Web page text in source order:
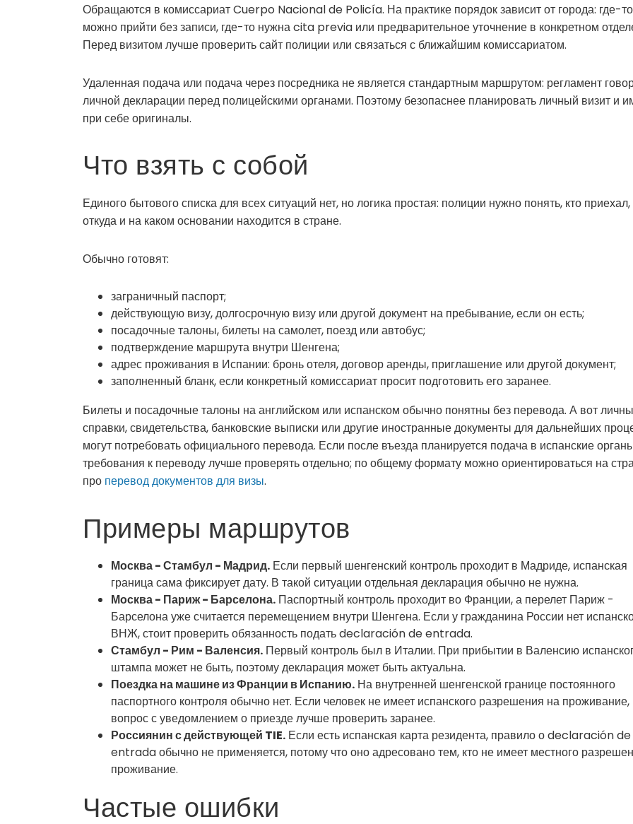
Обращаются в комиссариат Cuerpo Nacional de Policía. На практике порядок зависит от города: где-то
можно прийти без записи, где-то нужна cita previa или предварительное уточнение в конкретном
Перед визитом лучше проверить сайт полиции или связаться с ближайшим комиссариатом.
Удаленная подача или подача через посредника не является стандартным маршрутом: регламент
личной декларации перед полицейскими органами. Поэтому безопаснее планировать личный визит и
при себе оригиналы.
Что взять с собой
Единого бытового списка для всех ситуаций нет, но логика простая: полиции нужно понять, кто приехал,
откуда и на каком основании находится в стране.
Обычно готовят:
заграничный паспорт;
действующую визу, долгосрочную визу или другой документ на пребывание, если он есть;
посадочные талоны, билеты на самолет, поезд или автобус;
подтверждение маршрута внутри Шенгена;
адрес проживания в Испании: бронь отеля, договор аренды, приглашение или другой документ;
заполненный бланк, если конкретный комиссариат просит подготовить его заранее.
Билеты и посадочные талоны на английском или испанском обычно понятны без перевода. А вот
справки, свидетельства, банковские выписки или другие иностранные документы для дальнейших
могут потребовать официального перевода. Если после въезда планируется подача в испанские
требования к переводу лучше проверять отдельно; по общему формату можно ориентироваться на
про перевод документов для визы.
Примеры маршрутов
Москва - Стамбул - Мадрид. Если первый шенгенский контроль проходит в Мадриде, испанская
граница сама фиксирует дату. В такой ситуации отдельная декларация обычно не нужна.
Москва - Париж - Барселона. Паспортный контроль проходит во Франции, а перелет Париж -
Барселона уже считается перемещением внутри Шенгена. Если у гражданина России нет
ВНЖ, стоит проверить обязанность подать declaración de entrada.
Стамбул - Рим - Валенсия. Первый контроль был в Италии. При прибытии в Валенсию
штампа может не быть, поэтому декларация может быть актуальна.
Поездка на машине из Франции в Испанию. На внутренней шенгенской границе постоянного
паспортного контроля обычно нет. Если человек не имеет испанского разрешения на проживание,
вопрос с уведомлением о приезде лучше проверить заранее.
Россиянин с действующей TIE. Если есть испанская карта резидента, правило о declaración de
entrada обычно не применяется, потому что оно адресовано тем, кто не имеет местного
проживание.
Частые ошибки